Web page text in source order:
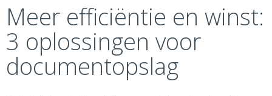
Meer efficiëntie en winst:
3 oplossingen voor
documentopslag